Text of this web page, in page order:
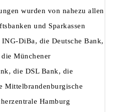
wurden von nahezu allen
und Sparkassen
DiBa, die Deutsche Bank,
Münchener
die DSL Bank, die
Mittelbrandenburgische
Hamburg